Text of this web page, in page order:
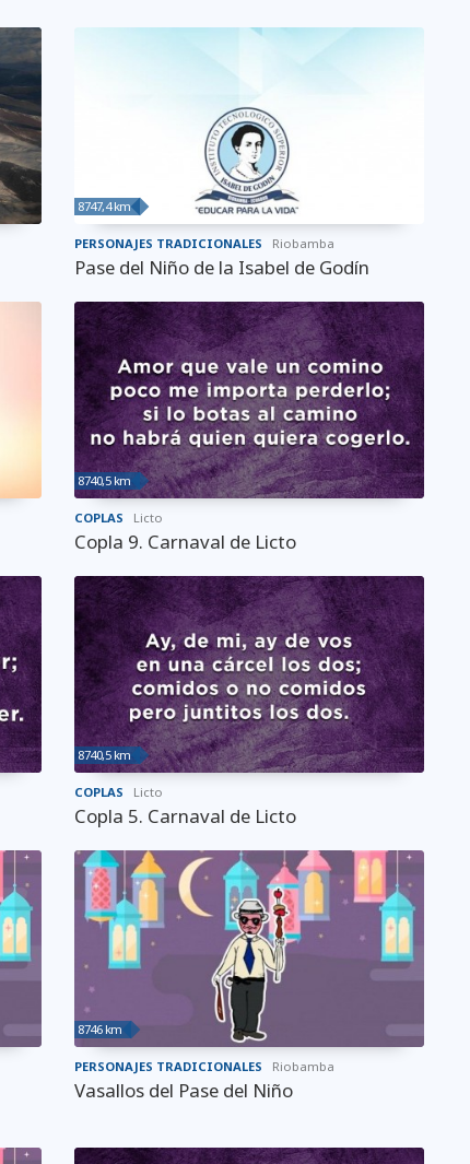
8747,4 km
PERSONAJES TRADICIONALES Riobamba
Pase del Niño de la Isabel de Godín
8740,5 km
COPLAS Licto
Copla 9. Carnaval de Licto
8740,5 km
COPLAS Licto
Copla 5. Carnaval de Licto
8746 km
PERSONAJES TRADICIONALES Riobamba
Vasallos del Pase del Niño